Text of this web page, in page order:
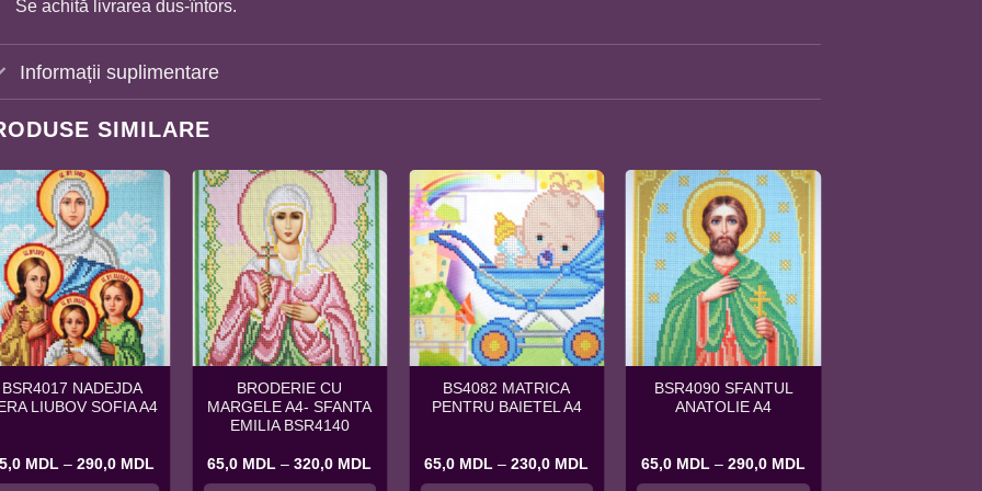
Se achită livrarea dus-întors.
Informații suplimentare
SIMILARE
BSR4017 NADEJDA
LIUBOV SOFIA A4
MDL – 290,0 MDL
BRODERIE CU
MARGELE A4- SFANTA
EMILIA BSR4140
65,0 MDL – 320,0 MDL
BS4082 MATRICA
PENTRU BAIETEL A4
65,0 MDL – 230,0 MDL
BSR4090 SFANTUL
ANATOLIE A4
65,0 MDL – 290,0 MDL